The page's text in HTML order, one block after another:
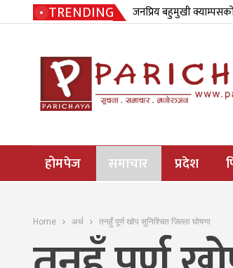
TRENDING जनप्रिय बहुमुखी
होमपेज समाचार प्रदेश
Home अर्थ तनहुँ पूर्ण खोप सुनिश्चित जिल्ला घोषणा